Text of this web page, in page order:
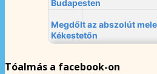
Tóalmás a facebook-on